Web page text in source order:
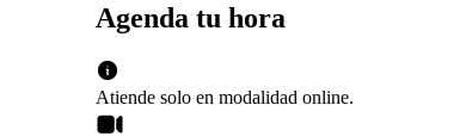
Agenda tu hora
Atiende solo en modalidad online.